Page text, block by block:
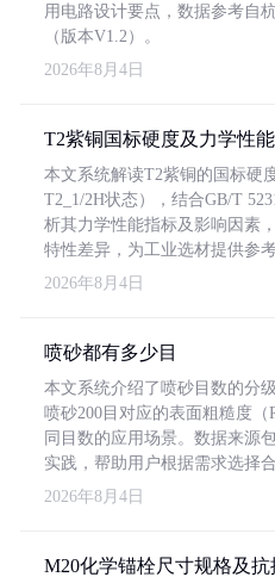
用电路设计要点，数据参考自
（版本V1.2）。
2026年8月4日
T2紫铜国标硬度及力学性
本文系统解读T2紫铜的国标硬
T2_1/2H状态），结合GB/T
析其力学性能指标及影响因素
特性差异，为工业选材提供参考
2026年8月4日
喷砂都有多少目
本文系统介绍了喷砂目数的分
喷砂200目对应的表面粗糙度（
同目数的应用场景。数据来源
实践，帮助用户根据需求选择
2026年8月4日
M20化学锚栓尺寸规格及